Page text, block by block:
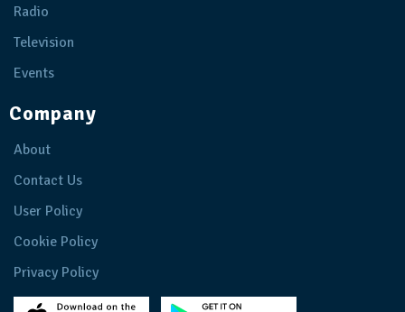
Radio
Television
Events
Company
About
Contact Us
User Policy
Cookie Policy
Privacy Policy